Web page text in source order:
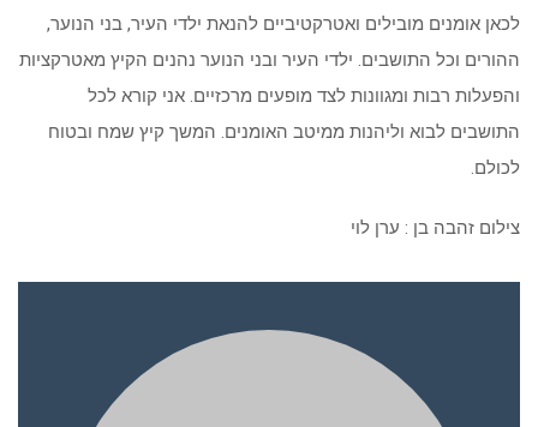
לכאן אומנים מובילים ואטרקטיביים להנאת ילדי העיר, בני הנוער,
ההורים וכל התושבים. ילדי העיר ובני הנוער נהנים הקיץ מאטרקציות
והפעלות רבות ומגוונות לצד מופעים מרכזיים. אני קורא לכל
התושבים לבוא וליהנות ממיטב האומנים. המשך קיץ שמח ובטוח
לכולם.
צילום זהבה בן : ערן לוי